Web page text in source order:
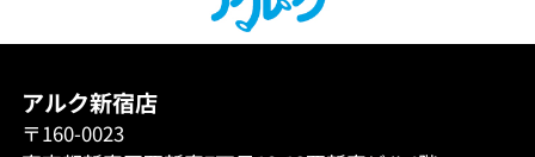
アルク新宿店
〒160-0023